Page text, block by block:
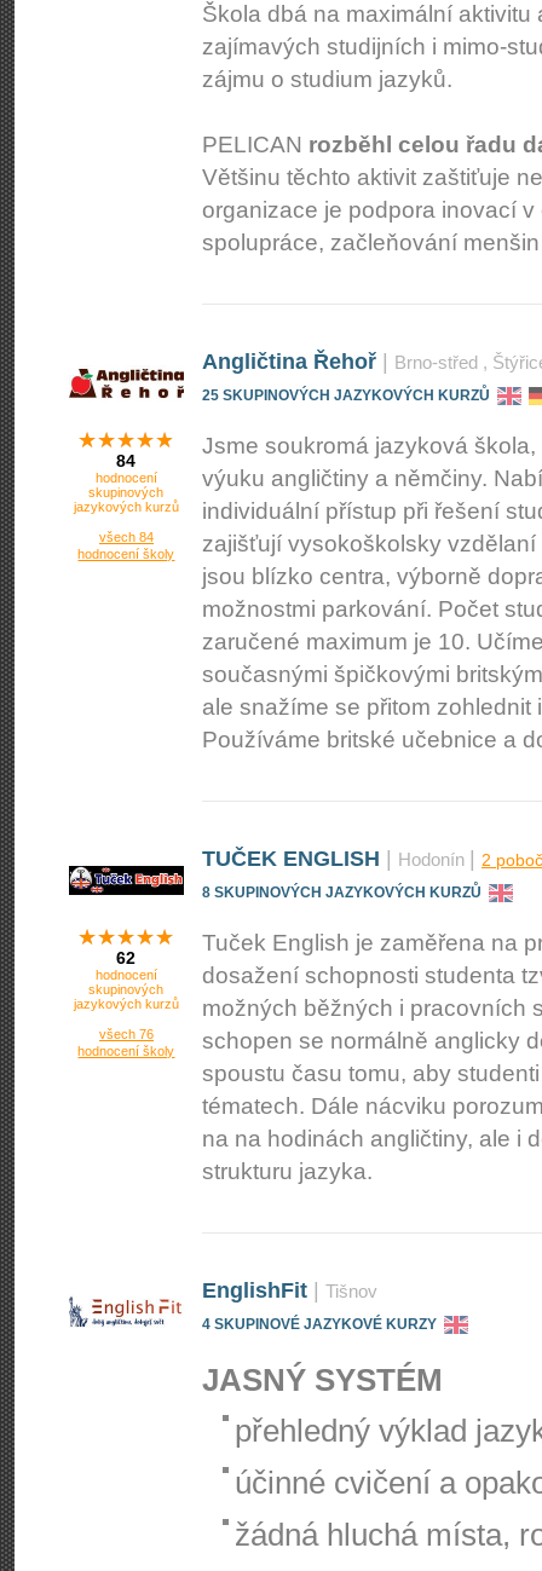
Škola dbá na maximální
zajímavých studijních i mimo-
zájmu o studium jazyků.
PELICAN rozběhl celou řadu
Většinu těchto aktivit zaštiťuje
organizace je podpora inovací
spolupráce, začleňování
Angličtina Řehoř Brno-střed ,
25 SKUPINOVÝCH JAZYKOVÝCH KURZŮ
84
hodnocení
skupinových
jazykových kurzů
všech 84
hodnocení školy
Jsme soukromá jazyková
výuku angličtiny a němčiny.
individuální přístup při řešení
zajišťují vysokoškolsky
jsou blízko centra, výborně
možnostmi parkování. Počet
zaručené maximum je 10.
současnými špičkovými
ale snažíme se přitom
Používáme britské učebnice a
TUČEK ENGLISH Hodonín 2
8 SKUPINOVÝCH JAZYKOVÝCH KURZŮ
62
hodnocení
skupinových
jazykových kurzů
všech 76
hodnocení školy
Tuček English je zaměřena na
dosažení schopnosti studenta
možných běžných i pracovních
schopen se normálně anglicky
spoustu času tomu, aby
tématech. Dále nácviku
na na hodinách angličtiny, ale i
strukturu jazyka.
EnglishFit Tišnov
4 SKUPINOVÉ JAZYKOVÉ KURZY
JASNÝ SYSTÉM
přehledný výklad
účinné cvičení a
žádná hluchá místa,